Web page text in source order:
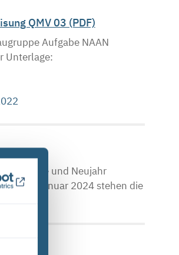
QMV 03 (PDF)
Aufgabe NAAN
Unterlage:
und Neujahr
den 3. Januar 2024 stehen die